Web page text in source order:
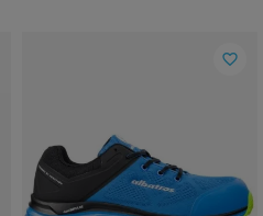
favorite_border